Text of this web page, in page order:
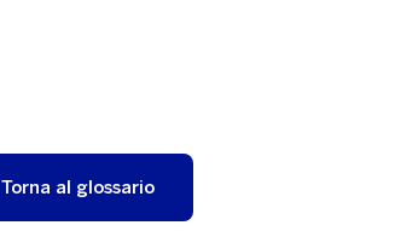
Torna al glossario